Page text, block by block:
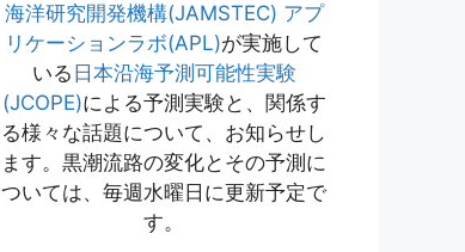
海洋研究開発機構(JAMSTEC) アプ
リケーションラボ(APL)が実施して
いる 日本沿海予測可能性実験
(JCOPE)による予測実験と、関係す
る様々な話題について、お知らせし
ます。黒潮流路の変化とその予測に
ついては、毎週水曜日に更新予定で
す。